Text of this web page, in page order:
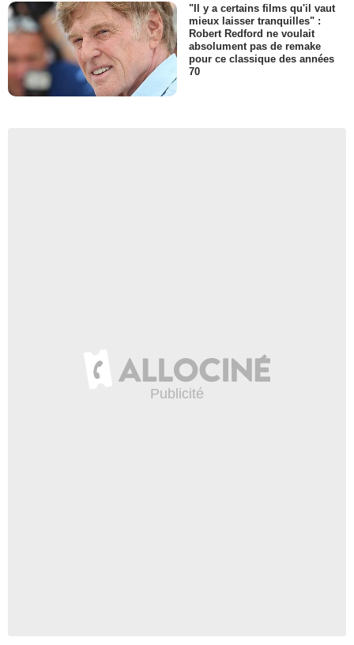
"Il y a certains films qu'il vaut
mieux laisser tranquilles" :
Robert Redford ne voulait
absolument pas de remake
pour ce classique des années
70